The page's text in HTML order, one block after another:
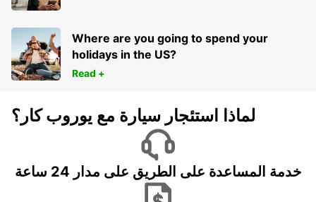
Where are you going to spend your
holidays in the US?
Read +
لماذا استئجار سيارة مع يوروب كار؟
خدمة المساعدة على الطريق على مدار 24 ساعة